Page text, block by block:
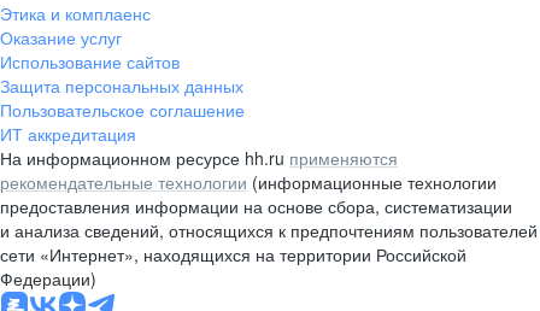
Этика и комплаенс
Оказание услуг
Использование сайтов
Защита персональных данных
Пользовательское соглашение
ИТ аккредитация
На информационном ресурсе hh.ru применяются
рекомендательные технологии (информационные технологии
предоставления информации на основе сбора, систематизации
и анализа сведений, относящихся к предпочтениям пользователей
сети «Интернет», находящихся на территории Российской
Федерации)